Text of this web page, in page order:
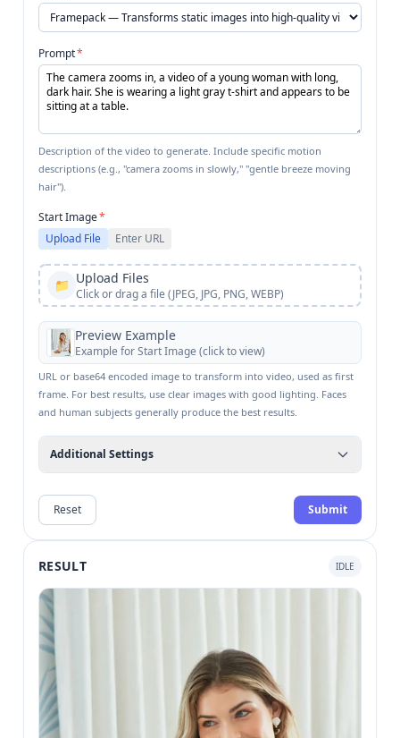
Prompt*
Description of the video to generate. Include specific motion
descriptions (e.g., "camera zooms in slowly," "gentle breeze moving
hair").
Start Image*
Upload File
Enter URL
📁 Upload Files
Click or drag a file (JPEG, JPG, PNG, WEBP)
Preview Example
Example forStart Image (click to view)
URL or base64 encoded image to transform into video, used as first
frame. For best results, use clear images with good lighting. Faces
and human subjects generally produce the best results.
Additional Settings
Reset Submit
RESULT IDLE